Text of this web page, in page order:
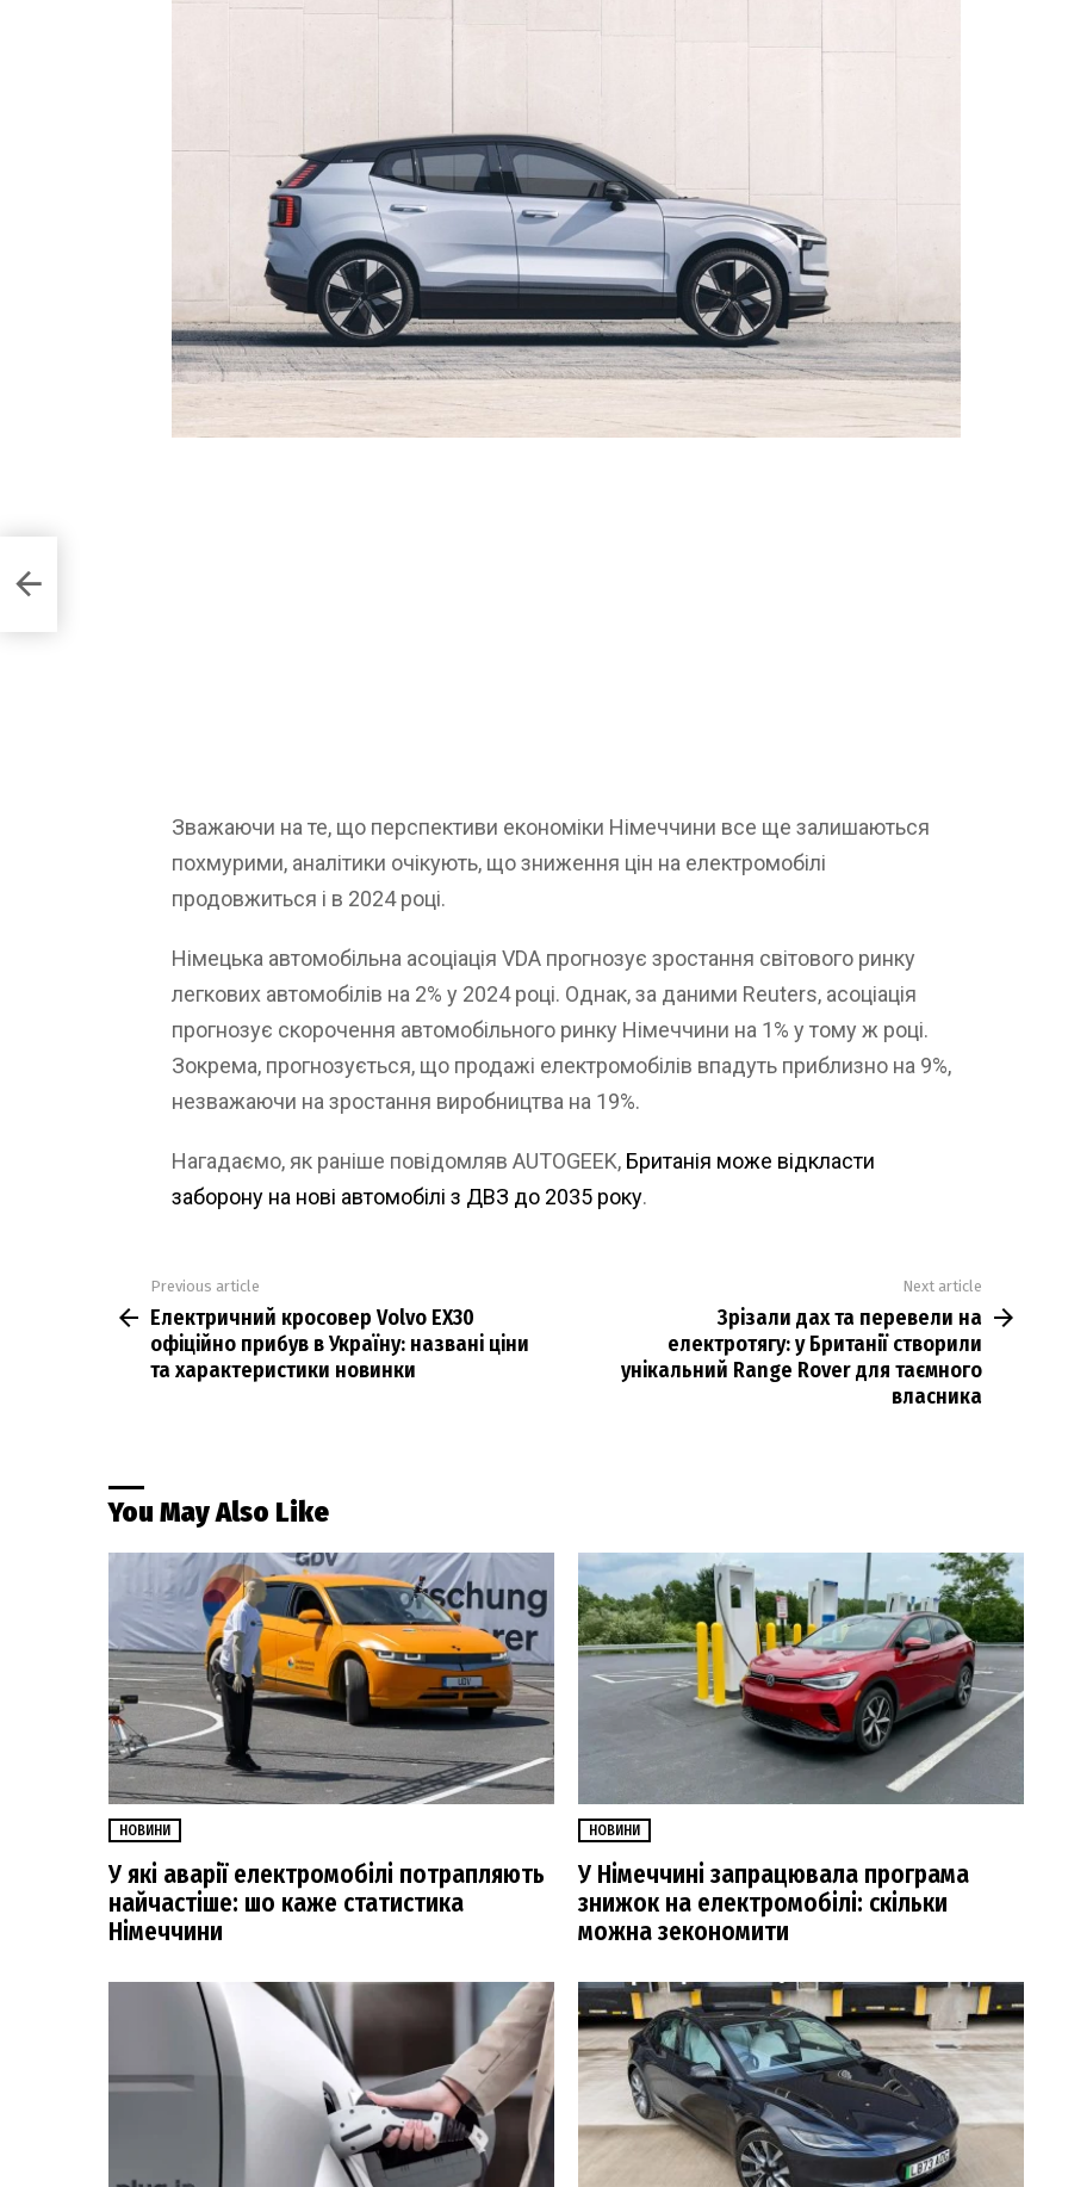
Зважаючи на те, що перспективи економіки Німеччини все ще залишаються
похмурими, аналітики очікують, що зниження цін на електромобілі
продовжиться і в 2024 році.
Німецька автомобільна асоціація VDA прогнозує зростання світового ринку
легкових автомобілів на 2% у 2024 році. Однак, за даними Reuters, асоціація
прогнозує скорочення автомобільного ринку Німеччини на 1% у тому ж році.
Зокрема, прогнозується, що продажі електромобілів впадуть приблизно на 9%,
незважаючи на зростання виробництва на 19%.
Нагадаємо, як раніше повідомляв AUTOGEEK, Британія може відкласти
заборону на нові автомобілі з ДВЗ до 2035 року.
more
Previous article
Електричний кросовер Volvo EX30
офіційно прибув в Україну: названі ціни
та характеристики новинки
Next article
Зрізали дах та перевели на
електротягу: у Британії створили
унікальний Range Rover для таємного
власника
You May Also Like
НОВИНИ
У які аварії електромобілі потрапляють
найчастіше: шо каже статистика
Німеччини
НОВИНИ
У Німеччині запрацювала програма
знижок на електромобілі: скільки
можна зекономити
та